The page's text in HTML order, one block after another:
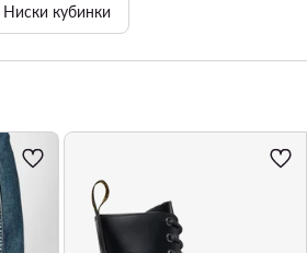
Ниски кубинки